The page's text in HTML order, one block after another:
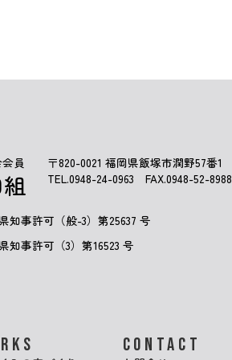
員
〒820-0021 福岡県飯塚市潤野57番1
TEL.0948-24-0963 FAX.0948-52-8988
知事許可（般-3）第25637 号
知事許可（3）第16523 号
CONTACT